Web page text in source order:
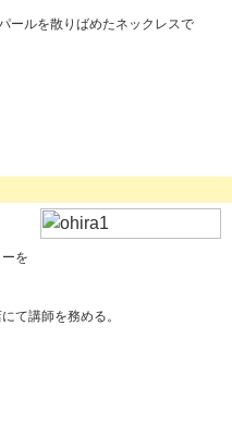
ールを散りばめたネックレスで
を
て講師を務める。